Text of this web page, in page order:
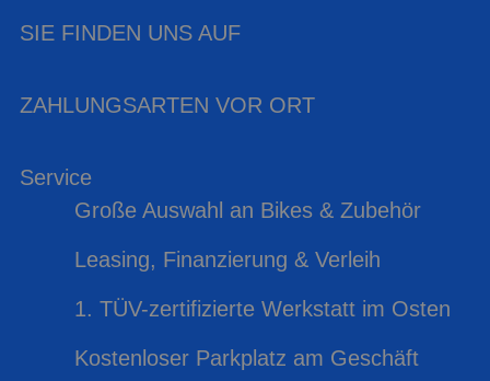
SIE FINDEN UNS AUF
ZAHLUNGSARTEN VOR ORT
Service
Große Auswahl an Bikes & Zubehör
Leasing, Finanzierung & Verleih
1. TÜV-zertifizierte Werkstatt im Osten
Kostenloser Parkplatz am Geschäft